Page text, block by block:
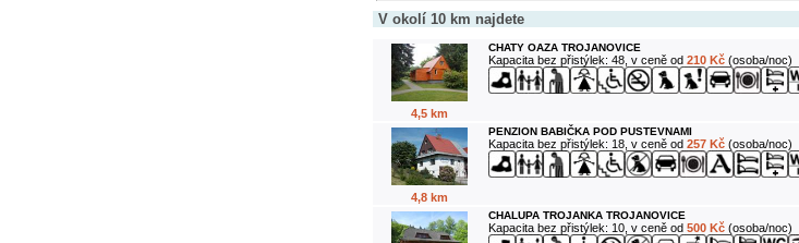
V okolí 10 km najdete
4,5 km
CHATY OAZA TROJANOVICE
Kapacita bez přistýlek: 48, v ceně od 210 Kč(osoba/noc)
4,8 km
PENZION BABIČKA POD PUSTEVNAMI
Kapacita bez přistýlek: 18, v ceně od 257 Kč(osoba/noc)
CHALUPA TROJANKA TROJANOVICE
Kapacita bez přistýlek: 10, v ceně od 500 Kč(osoba/noc)